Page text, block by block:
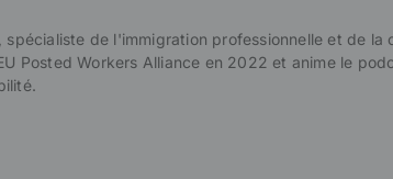
de l'immigration professionnelle et de la
Posted Workers Alliance en 2022 et anime le